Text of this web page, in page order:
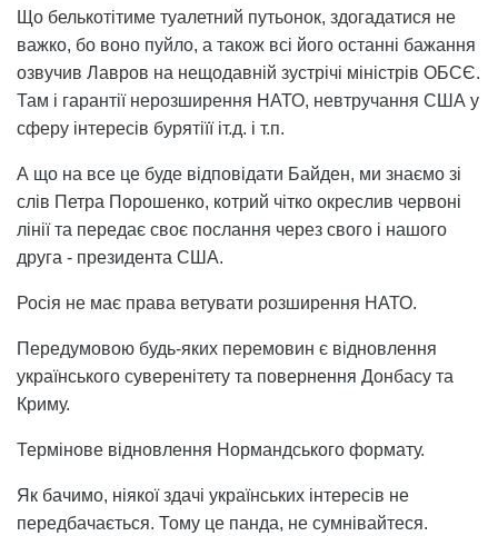
Що белькотітиме туалетний путьонок, здогадатися не
важко, бо воно пуйло, а також всі його останні бажання
озвучив Лавров на нещодавній зустрічі міністрів ОБСЄ.
Там і гарантії нерозширення НАТО, невтручання США у
сферу інтересів бурятіїї іт.д. і т.п.
А що на все це буде відповідати Байден, ми знаємо зі
слів Петра Порошенко, котрий чітко окреслив червоні
лінії та передає своє послання через свого і нашого
друга - президента США.
Росія не має права ветувати розширення НАТО.
Передумовою будь-яких перемовин є відновлення
українського суверенітету та повернення Донбасу та
Криму.
Термінове відновлення Нормандського формату.
Як бачимо, ніякої здачі українських інтересів не
передбачається. Тому це панда, не сумнівайтеся.